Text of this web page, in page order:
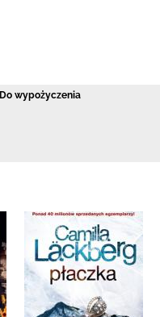
Do wypożyczenia